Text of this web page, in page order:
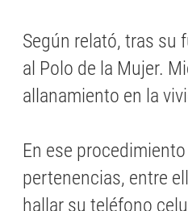
Según relató, tras su
al Polo de la Mujer.
allanamiento en la
En ese
pertenencias, entre
hallar su teléfono